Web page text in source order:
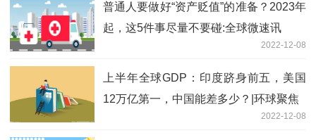
普通人要做好“资产贬值”的准备？2023年
起，这5件事尽量不要碰:全球微速讯
2022-12-08
上半年全球GDP：印度跻身前五，美国
12万亿第一，中国能差多少？|环球聚焦
2022-12-08